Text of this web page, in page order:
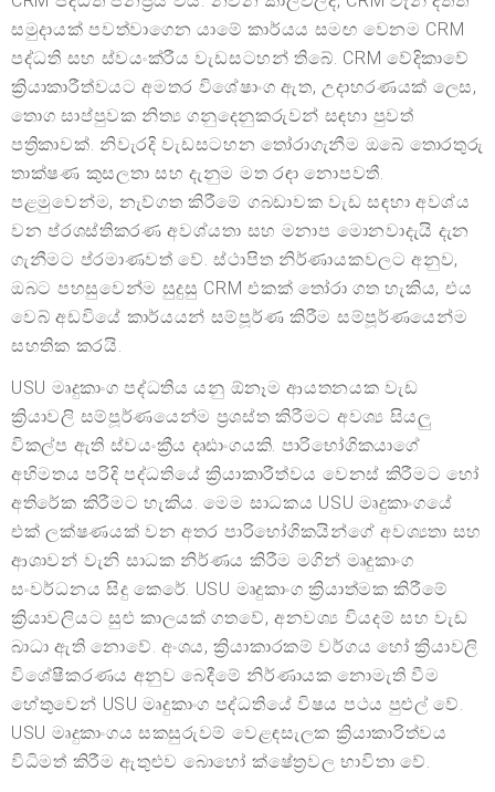
සමුදායක් පවත්වාගෙන යාමේ කාර්යය සමඟ වෙනම CRM
පද්ධති සහ ස්වයංක්රීය වැඩසටහන් තිබේ. CRM වේදිකාවේ
ක්‍රියාකාරීත්වයට අමතර විශේෂාංග ඇත, උදාහරණයක් ලෙස,
තොග සාප්පුවක නිත්‍ය ගනුදෙනුකරුවන් සඳහා පුවත්
පත්‍රිකාවක්. නිවැරදි වැඩසටහන තෝරාගැනීම ඔබේ තොරතුරු
තාක්ෂණ කුසලතා සහ දැනුම මත රඳා නොපවතී.
පළමුවෙන්ම, නැව්ගත කිරීමේ ගබඩාවක වැඩ සඳහා අවශ්ය
වන ප්රශස්තිකරණ අවශ්යතා සහ මනාප මොනවාදැයි දැන
ගැනීමට ප්රමාණවත් වේ. ස්ථාපිත නිර්ණායකවලට අනුව,
ඔබට පහසුවෙන්ම සුදුසු CRM එකක් තෝරා ගත හැකිය, එය
වෙබ් අඩවියේ කාර්යයන් සම්පූර්ණ කිරීම සම්පූර්ණයෙන්ම
සහතික කරයි.
USU මෘදුකාංග පද්ධතිය යනු ඕනෑම ආයතනයක වැඩ
ක්‍රියාවලි සම්පූර්ණයෙන්ම ප්‍රශස්ත කිරීමට අවශ්‍ය සියලු
විකල්ප ඇති ස්වයංක්‍රීය දෘඪාංගයකි. පාරිභෝගිකයාගේ
අභිමතය පරිදි පද්ධතියේ ක්‍රියාකාරීත්වය වෙනස් කිරීමට හෝ
අතිරේක කිරීමට හැකිය. මෙම සාධකය USU මෘදුකාංගයේ
එක් ලක්ෂණයක් වන අතර පාරිභෝගිකයින්ගේ අවශ්‍යතා සහ
ආශාවන් වැනි සාධක නිර්ණය කිරීම මගින් මෘදුකාංග
සංවර්ධනය සිදු කෙරේ. USU මෘදුකාංග ක්‍රියාත්මක කිරීමේ
ක්‍රියාවලියට සුළු කාලයක් ගතවේ, අනවශ්‍ය වියදම් සහ වැඩ
බාධා ඇති නොවේ. අංශය, ක්‍රියාකාරකම් වර්ගය හෝ ක්‍රියාවලි
විශේෂීකරණය අනුව බෙදීමේ නිර්ණායක නොමැති වීම
හේතුවෙන් USU මෘදුකාංග පද්ධතියේ විෂය පථය පුළුල් වේ.
USU මෘදුකාංගය සකසුරුවම් වෙළඳසැලක ක්‍රියාකාරිත්වය
විධිමත් කිරීම ඇතුළුව බොහෝ ක්ෂේත්‍රවල භාවිතා වේ.